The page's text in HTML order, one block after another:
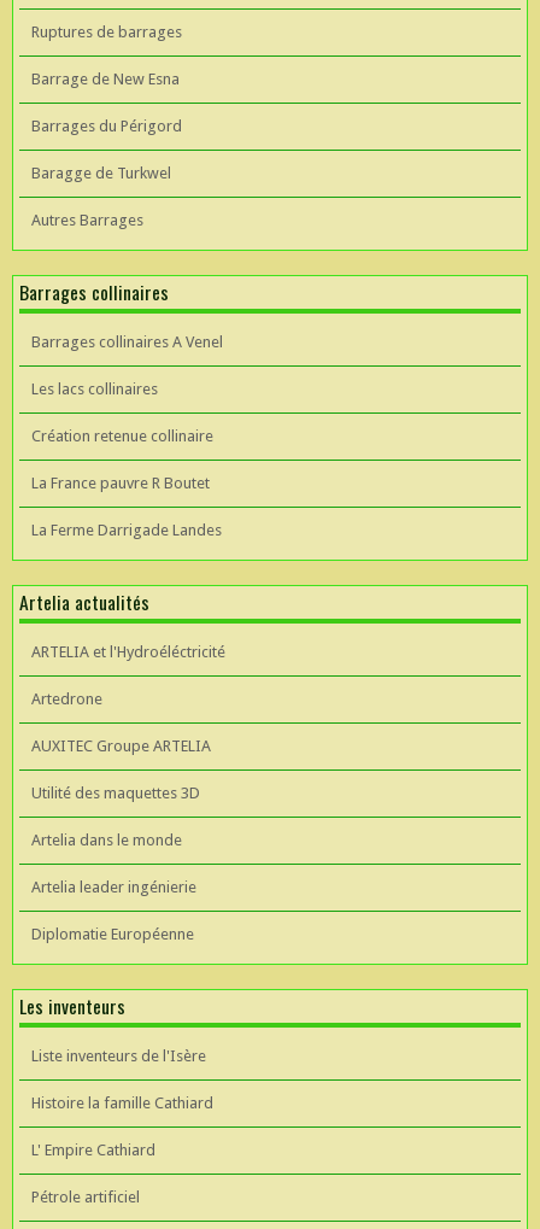
Ruptures de barrages
Barrage de New Esna
Barrages du Périgord
Baragge de Turkwel
Autres Barrages
Barrages collinaires
Barrages collinaires A Venel
Les lacs collinaires
Création retenue collinaire
La France pauvre R Boutet
La Ferme Darrigade Landes
Artelia actualités
ARTELIA et l'Hydroéléctricité
Artedrone
AUXITEC Groupe ARTELIA
Utilité des maquettes 3D
Artelia dans le monde
Artelia leader ingénierie
Diplomatie Européenne
Les inventeurs
Liste inventeurs de l'Isère
Histoire la famille Cathiard
L' Empire Cathiard
Pétrole artificiel